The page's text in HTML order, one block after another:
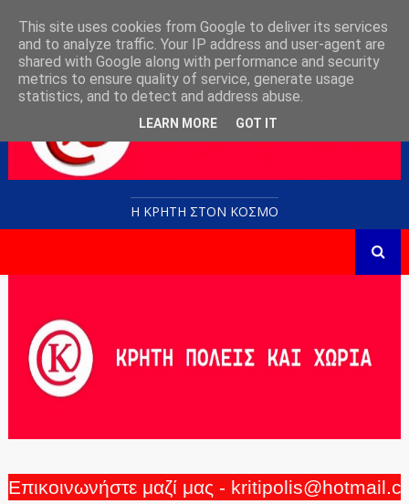
Η ΚΡΗΤΗ ΣΤΟN KOΣΜΟ
Επικοινωνήστε μαζί μας -
This site uses cookies from Google to deliver its services
and to analyze traffic. Your IP address and user-agent are
shared with Google along with performance and security
metrics to ensure quality of service, generate usage
statistics, and to detect and address abuse.
LEARN MORE GOT IT